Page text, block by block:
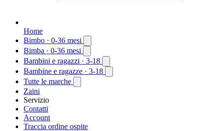
Home
Bimbo · 0-36 mesi
Bimba · 0-36 mesi
Bambini e ragazzi · 3-18
Bambine e ragazze · 3-18
Tutte le marche
Zaini
Servizio
Contatti
Account
Traccia ordine ospite